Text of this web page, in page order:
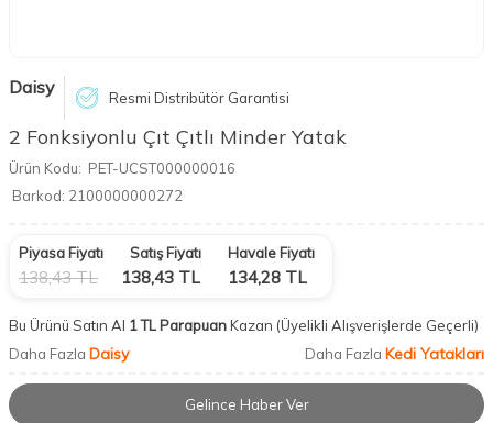
Daisy Resmi Distribütör Garantisi
2 Fonksiyonlu Çıt Çıtlı Minder Yatak
Ürün Kodu: PET-UCST000000016
Barkod: 2100000000272
Piyasa Fiyatı
138,43TL
Satış Fiyatı
138,43 TL
Havale Fiyatı
134,28 TL
Bu Ürünü Satın Al 1 TL ParapuanKazan (Üyelikli Alışverişlerde Geçerli)
Daha Fazla Daisy Daha Fazla Kedi Yatakları
Gelince Haber Ver